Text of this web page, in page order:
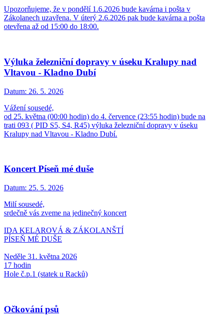
Upozorňujeme, že v pondělí 1.6.2026 bude kavárna i pošta v
Zákolanech uzavřena. V úterý 2.6.2026 pak bude kavárna a pošta
otevřena až od 15:00 do 18:00.
Výluka železniční dopravy v úseku Kralupy nad
Vltavou - Kladno Dubí
Datum: 26. 5. 2026
Vážení sousedé,
od 25. května (00:00 hodin) do 4. července (23:55 hodin) bude na
trati 093 ( PID S5, S4, R45) výluka železniční dopravy v úseku
Kralupy nad Vltavou - Kladno Dubí.
Koncert Píseň mé duše
Datum: 25. 5. 2026
Milí sousedé,
srdečně vás zveme na jedinečný koncert
IDA KELAROVÁ & ZÁKOLANŠTÍ
PÍSEŇ MÉ DUŠE
Neděle 31. května 2026
17 hodin
Hole č.p.1 (statek u Racků)
Očkování psů